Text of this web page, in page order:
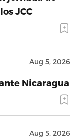
JCC
Aug 5, 2026
Nicaragua
Aug 5, 2026